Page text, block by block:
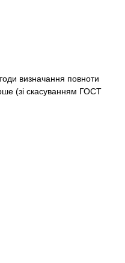
визначання повноти
(зі скасуванням ГОСТ